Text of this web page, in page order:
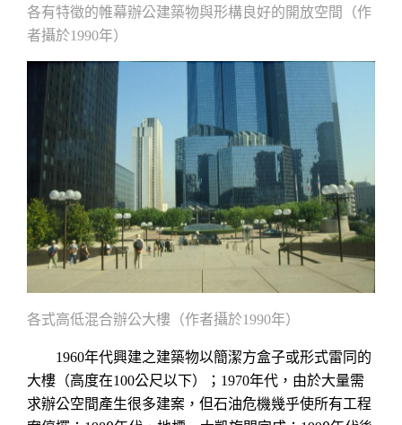
各有特徵的帷幕辦公建築物與形構良好的開放空間（作
者攝於1990年）
各式高低混合辦公大樓（作者攝於1990年）
1960年代興建之建築物以簡潔方盒子或形式雷同的
大樓（高度在100公尺以下）； 1970年代，由於大量需
求辦公空間產生很多建案，但石油危機幾乎使所有工程